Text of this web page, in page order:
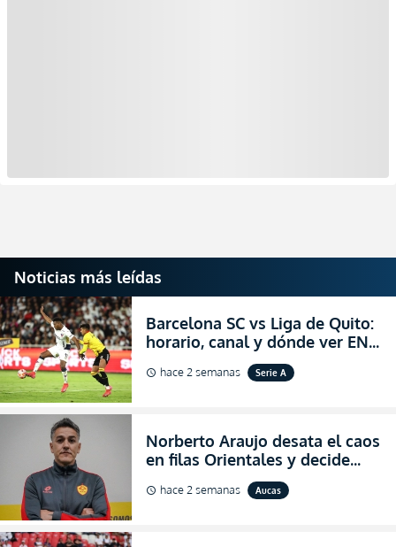
Noticias más leídas
Barcelona SC vs Liga de Quito:
horario, canal y dónde ver EN
VIVO la Fecha 22 de la LigaPro
2026
schedule hace 2 semanas Serie A
Norberto Araujo desata el caos
en filas Orientales y decide
abandonar la dirección técnica
de Aucas
schedule hace 2 semanas Aucas